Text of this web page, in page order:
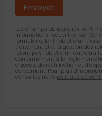
Les champs obligatoires sont
informations recueillies par
formulaire, font l’objet d’un
traitement et à la gestion des
feront pas l’objet d’un autre
Conformément à la
d’accès, de rectification et
concernant. Pour plus
consultez notre politique de